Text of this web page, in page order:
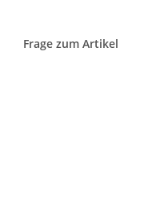
Frage zum Artikel